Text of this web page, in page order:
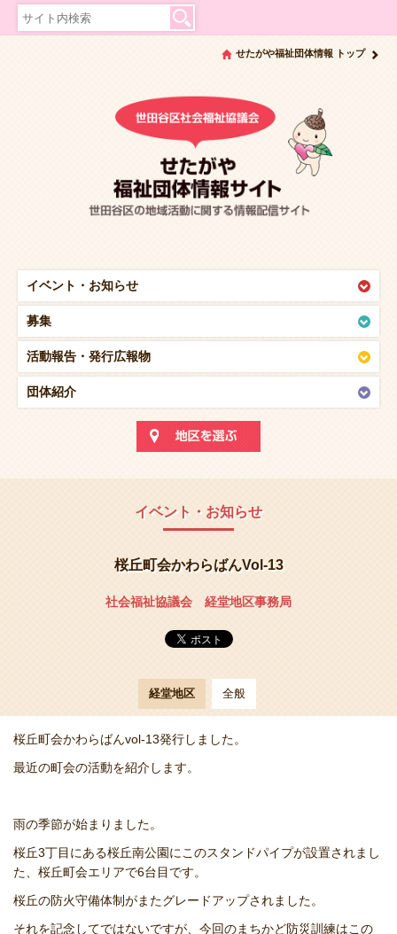
イベント・ お知らせ
募集
活動報告・ 発行広報物
団体紹介
せたがや福祉団体情報 トップ
イベント・お知らせ
桜丘町会かわらばんVol-13
社会福祉協議会 経堂地区事務局
経堂地区 全般
桜丘町会かわらばんvol-13発行しました。
最近の町会の活動を紹介します。
雨の季節が始まりました。
桜丘3丁目にある桜丘南公園にこのスタンドパイプが設置されまし
た、桜丘町会エリアで6台目です。
桜丘の防火守備体制がまたグレードアップされました。
それを記念してではないですが、今回のまちかど防災訓練はこの